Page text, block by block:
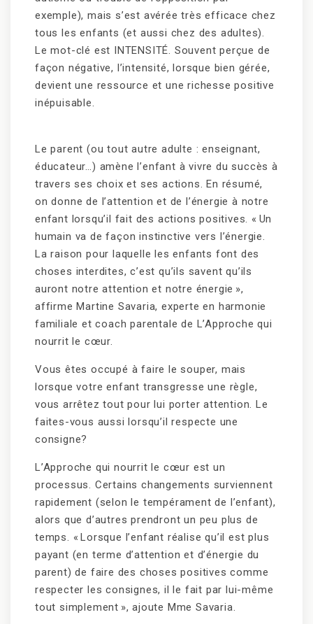
exemple), mais s’est avérée très efficace chez
tous les enfants (et aussi chez des adultes).
Le mot-clé est INTENSITÉ. Souvent perçue de
façon négative, l’intensité, lorsque bien gérée,
devient une ressource et une richesse positive
inépuisable.
Le parent (ou tout autre adulte : enseignant,
éducateur…) amène l’enfant à vivre du succès à
travers ses choix et ses actions. En résumé,
on donne de l’attention et de l’énergie à notre
enfant lorsqu’il fait des actions positives. « Un
humain va de façon instinctive vers l’énergie.
La raison pour laquelle les enfants font des
choses interdites, c’est qu’ils savent qu’ils
auront notre attention et notre énergie »,
affirme Martine Savaria, experte en harmonie
familiale et coach parentale de L’Approche qui
nourrit le cœur.
Vous êtes occupé à faire le souper, mais
lorsque votre enfant transgresse une règle,
vous arrêtez tout pour lui porter attention. Le
faites-vous aussi lorsqu’il respecte une
consigne?
L’Approche qui nourrit le cœur est un
processus. Certains changements surviennent
rapidement (selon le tempérament de l’enfant),
alors que d’autres prendront un peu plus de
temps. « Lorsque l’enfant réalise qu’il est plus
payant (en terme d’attention et d’énergie du
parent) de faire des choses positives comme
respecter les consignes, il le fait par lui-même
tout simplement », ajoute Mme Savaria.